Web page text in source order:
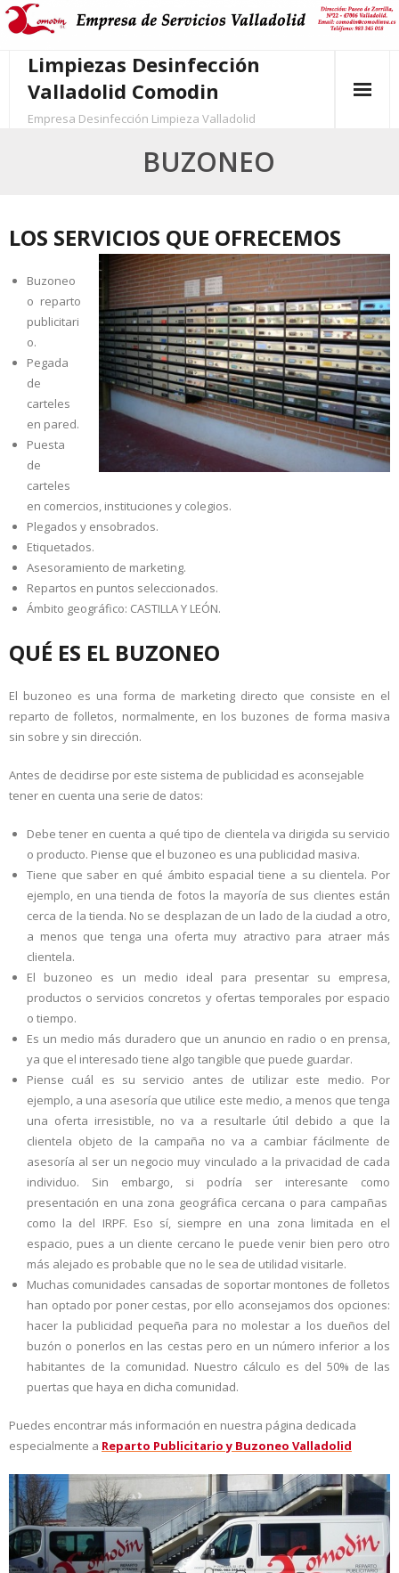
Skip
to
Limpiezas Desinfección
Valladolid Comodin
Empresa Desinfección Limpieza Valladolid
BUZONEO
LOS SERVICIOS QUE OFRECEMOS
Buzoneo
o reparto
publicitari
o.
Pegada
de
carteles
en pared.
Puesta
de
carteles
en comercios, instituciones y colegios.
Plegados y ensobrados.
Etiquetados.
Asesoramiento de marketing.
Repartos en puntos seleccionados.
Ámbito geográfico: CASTILLA Y LEÓN.
QUÉ ES EL BUZONEO
El buzoneo es una forma de marketing directo que consiste en el
reparto de folletos, normalmente, en los buzones de forma masiva
sin sobre y sin dirección.
Antes de decidirse por este sistema de publicidad es aconsejable
tener en cuenta una serie de datos:
Debe tener en cuenta a qué tipo de clientela va dirigida su servicio
o producto. Piense que el buzoneo es una publicidad masiva.
Tiene que saber en qué ámbito espacial tiene a su clientela. Por
ejemplo, en una tienda de fotos la mayoría de sus clientes están
cerca de la tienda. No se desplazan de un lado de la ciudad a otro,
a menos que tenga una oferta muy atractivo para atraer más
clientela.
El buzoneo es un medio ideal para presentar su empresa,
productos o servicios concretos y ofertas temporales por espacio
o tiempo.
Es un medio más duradero que un anuncio en radio o en prensa,
ya que el interesado tiene algo tangible que puede guardar.
Piense cuál es su servicio antes de utilizar este medio. Por
ejemplo, a una asesoría que utilice este medio, a menos que tenga
una oferta irresistible, no va a resultarle útil debido a que la
clientela objeto de la campaña no va a cambiar fácilmente de
asesoría al ser un negocio muy vinculado a la privacidad de cada
individuo. Sin embargo, si podría ser interesante como
presentación en una zona geográfica cercana o para campañas
como la del IRPF. Eso sí, siempre en una zona limitada en el
espacio, pues a un cliente cercano le puede venir bien pero otro
más alejado es probable que no le sea de utilidad visitarle.
Muchas comunidades cansadas de soportar montones de folletos
han optado por poner cestas, por ello aconsejamos dos opciones:
hacer la publicidad pequeña para no molestar a los dueños del
buzón o ponerlos en las cestas pero en un número inferior a los
habitantes de la comunidad. Nuestro cálculo es del 50% de las
puertas que haya en dicha comunidad.
Puedes encontrar más información en nuestra página dedicada
especialmente a Reparto Publicitario y Buzoneo Valladolid